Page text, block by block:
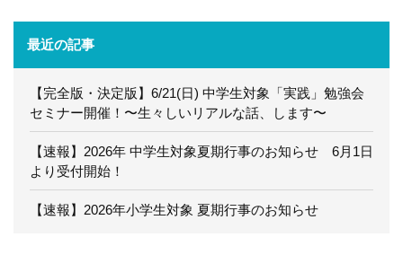
最近の記事
【完全版・決定版】6/21(日) 中学生対象「実践」勉強会
セミナー開催！〜生々しいリアルな話、します〜
【速報】2026年 中学生対象夏期行事のお知らせ 6月1日
より受付開始！
【速報】2026年小学生対象 夏期行事のお知らせ